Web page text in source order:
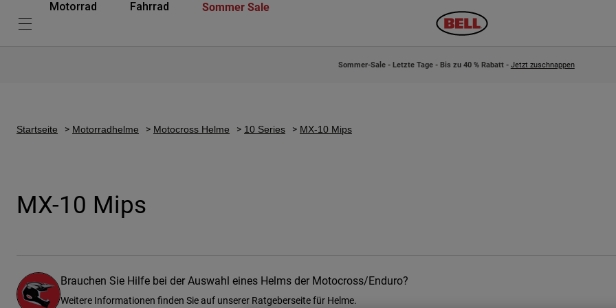
Motorrad Fahrrad Sommer Sale
Sommer-Sale - Letzte Tage - Bis zu 40 % Rabatt - Jetzt zuschnappen
Startseite Motorradhelme Motocross Helme 10 Series MX-10 Mips
MX-10 Mips
Brauchen Sie Hilfe bei der Auswahl eines Helms der Motocross/Enduro?
Weitere Informationen finden Sie auf unserer Ratgeberseite für Helme.